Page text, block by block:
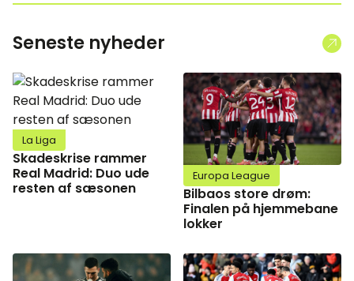
Seneste nyheder
La Liga
Skadeskrise rammer
Real Madrid: Duo ude
resten af sæsonen
Europa League
Bilbaos store drøm:
Finalen på hjemmebane
lokker